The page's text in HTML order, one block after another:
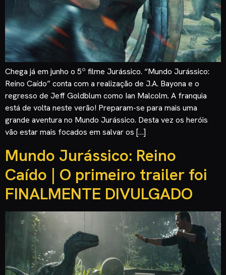
Chega já em junho o 5º filme Jurássico. “Mundo Jurássico:
Reino Caído” conta com a realização de J.A. Bayona e o
regresso de Jeff Goldblum como Ian Malcolm. A franquia
está de volta neste verão! Preparam-se para mais uma
grande aventura no Mundo Jurássico. Desta vez os heróis
vão estar mais focados em salvar os […]
Mundo Jurássico: Reino
Caído | O primeiro trailer foi
FINALMENTE DIVULGADO